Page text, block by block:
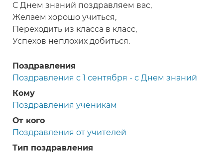
С Днем знаний поздравляем вас,
Желаем хорошо учиться,
Переходить из класса в класс,
Успехов неплохих добиться.
Поздравления
Поздравления с 1 сентября - с Днем знаний
Кому
Поздравления ученикам
От кого
Поздравления от учителей
Тип поздравления